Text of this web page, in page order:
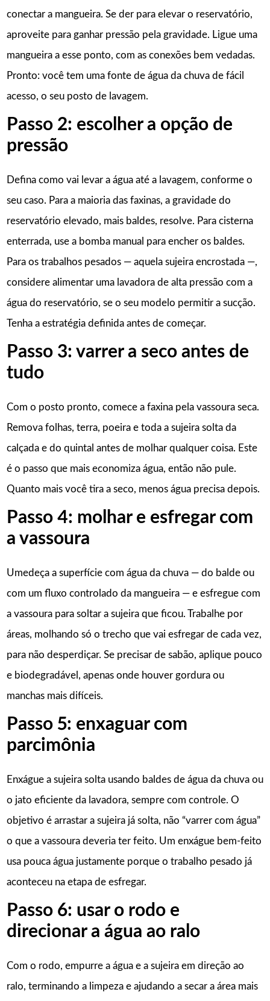
conectar a mangueira. Se der para elevar o reservatório,
aproveite para ganhar pressão pela gravidade. Ligue uma
mangueira a esse ponto, com as conexões bem vedadas.
Pronto: você tem uma fonte de água da chuva de fácil
acesso, o seu posto de lavagem.
Passo 2: escolher a opção de
pressão
Defina como vai levar a água até a lavagem, conforme o
seu caso. Para a maioria das faxinas, a gravidade do
reservatório elevado, mais baldes, resolve. Para cisterna
enterrada, use a bomba manual para encher os baldes.
Para os trabalhos pesados — aquela sujeira encrostada —,
considere alimentar uma lavadora de alta pressão com a
água do reservatório, se o seu modelo permitir a sucção.
Tenha a estratégia definida antes de começar.
Passo 3: varrer a seco antes de
tudo
Com o posto pronto, comece a faxina pela vassoura seca.
Remova folhas, terra, poeira e toda a sujeira solta da
calçada e do quintal antes de molhar qualquer coisa. Este
é o passo que mais economiza água, então não pule.
Quanto mais você tira a seco, menos água precisa depois.
Passo 4: molhar e esfregar com
a vassoura
Umedeça a superfície com água da chuva — do balde ou
com um fluxo controlado da mangueira — e esfregue com
a vassoura para soltar a sujeira que ficou. Trabalhe por
áreas, molhando só o trecho que vai esfregar de cada vez,
para não desperdiçar. Se precisar de sabão, aplique pouco
e biodegradável, apenas onde houver gordura ou
manchas mais difíceis.
Passo 5: enxaguar com
parcimônia
Enxágue a sujeira solta usando baldes de água da chuva ou
o jato eficiente da lavadora, sempre com controle. O
objetivo é arrastar a sujeira já solta, não “varrer com água”
o que a vassoura deveria ter feito. Um enxágue bem-feito
usa pouca água justamente porque o trabalho pesado já
aconteceu na etapa de esfregar.
Passo 6: usar o rodo e
direcionar a água ao ralo
Com o rodo, empurre a água e a sujeira em direção ao
ralo, terminando a limpeza e ajudando a secar a área mais